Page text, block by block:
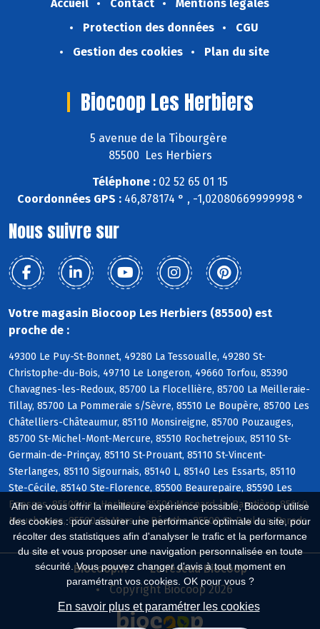
Afin de vous offrir la meilleure expérience possible, Biocoop utilise
des cookies : pour assurer une performance optimale du site, pour
récolter des statistiques afin d'analyser le trafic et la performance
du site et vous proposer une navigation personnalisée en toute
sécurité. Vous pouvez changer d'avis à tout moment en
paramétrant vos cookies. OK pour vous ?
En savoir plus et paramétrer les cookies
Accueil Contact
Mentions légales
Protection des données
CGU
Gestion des cookies
Plan du site
Biocoop Les Herbiers
5 avenue de la Tibourgère
85500 Les Herbiers
Téléphone : 02 52 65 01 15
Coordonnées GPS :46,878174 ° , -1,02080669999998 °
Nous suivre sur
Votre magasin Biocoop Les Herbiers (85500) est
proche de :
49300 Le Puy-St-Bonnet, 49280 La Tessoualle, 49280 St-
Christophe-du-Bois, 49710 Le Longeron, 49660 Torfou, 85390
Chavagnes-les-Redoux, 85700 La Flocellière, 85700 La Meilleraie-
Tillay, 85700 La Pommeraie s/Sèvre, 85510 Le Boupère, 85700 Les
Châtelliers-Châteaumur, 85110 Monsireigne, 85700 Pouzauges,
85700 St-Michel-Mont-Mercure, 85510 Rochetrejoux, 85110 St-
Germain-de-Prinçay, 85110 St-Prouant, 85110 St-Vincent-
Sterlanges, 85110 Sigournais, 85140 L, 85140 Les Essarts, 85110
Ste-Cécile, 85140 Ste-Florence, 85500 Beaurepaire, 85590 Les
Epesses, 85500 Les Herbiers, 85500 Mesnard-la-Barotière, 85640
Mouchamps, 85590 St-Mars-la-Réorthe, 85500 St-Paul-en-Pareds
Biocoop.fr
Le réseau Biocoop
Copyright Biocoop 2026